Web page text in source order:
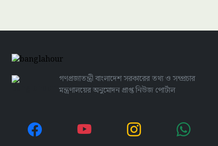
গণপ্রজাতন্ত্রী বাংলাদেশ সরকারের তথ্য ও সম্প্রচার
মন্ত্রণালয়ের অনুমোদন প্রাপ্ত নিউজ পোর্টাল